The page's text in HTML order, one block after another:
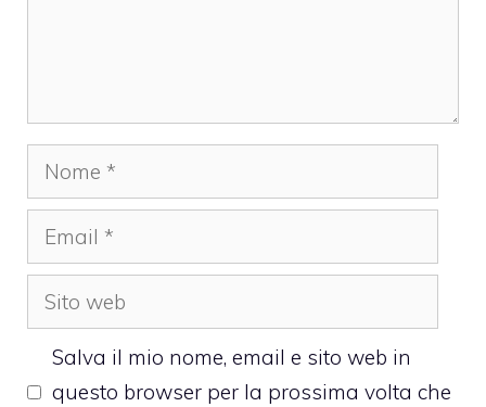
Nome
Email
Sito
web
Salva il mio nome, email e sito web in
questo browser per la prossima volta che